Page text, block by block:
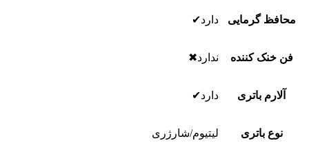
محافظ گرمایی دارد✔
فن خنک کننده ندارد✖
آلارم باتری دارد✔
نوع باتری لیتیوم/شارژری